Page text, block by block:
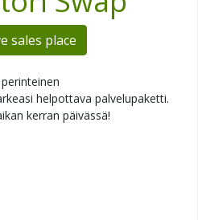
sales place
helpottava palvelupaketti.
kerran päivässä!